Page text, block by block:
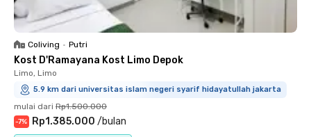
Coliving • Putri
Kost D'Ramayana Kost Limo Depok
Limo, Limo
5.9 km dari universitas islam negeri syarif hidayatullah jakarta
mulai dari Rp1.500.000
-7% Rp1.385.000 /bulan